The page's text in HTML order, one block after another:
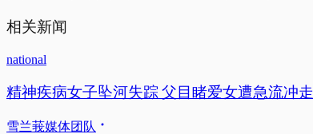
相关新闻
national
精神疾病女子坠河失踪 父目睹爱女遭急流冲走
雪兰莪媒体团队